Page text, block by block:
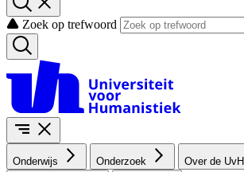
Zoek op trefwoord
Onderwijs Onderzoek Over de UvH